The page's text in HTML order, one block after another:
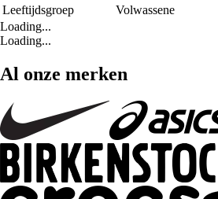
Leeftijdsgroep
Volwassene
Loading...
Loading...
Al onze merken